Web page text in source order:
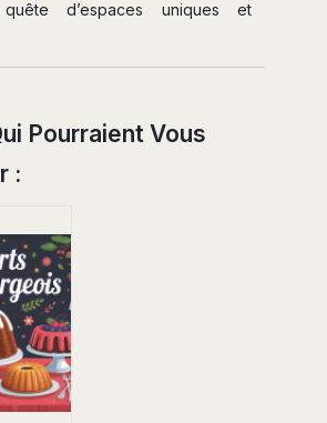
quête d’espaces uniques et
Pourraient Vous
: